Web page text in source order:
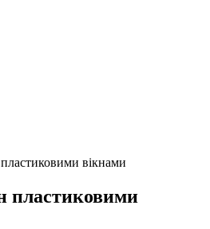
вікнами
пластиковими